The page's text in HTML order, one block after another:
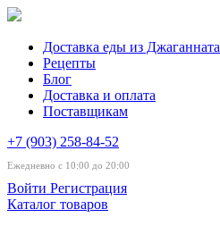
Доставка еды из Джаганната
Рецепты
Блог
Доставка и оплата
Поставщикам
+7 (903) 258-84-52
Ежедневно с 10:00 до 20:00
Войти Регистрация
Каталог товаров